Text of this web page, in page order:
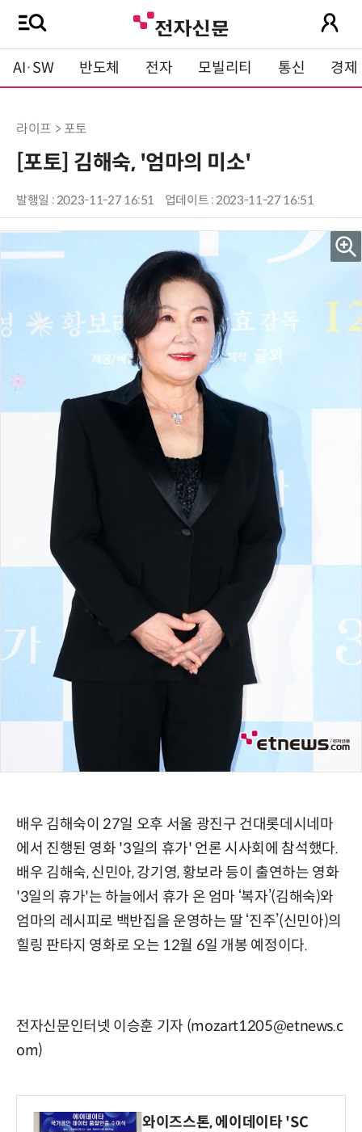
AI·SW 반도체 전자 모빌리티 통신 경제
라이프 > 포토
[포토] 김해숙, '엄마의 미소'
발행일 : 2023-11-27 16:51 업데이트 : 2023-11-27 16:51
배우 김해숙이 27일 오후 서울 광진구 건대롯데시네마
에서 진행된 영화 '3일의 휴가' 언론 시사회에 참석했다.
배우 김해숙, 신민아, 강기영, 황보라 등이 출연하는 영화
'3일의 휴가'는 하늘에서 휴가 온 엄마 ‘복자’(김해숙)와
엄마의 레시피로 백반집을 운영하는 딸 ‘진주’(신민아)의
힐링 판타지 영화로 오는 12월 6일 개봉 예정이다.
전자신문인터넷 이승훈 기자 (mozart1205@etnews.c
om)
와이즈스톤, 에이데이타 'SC